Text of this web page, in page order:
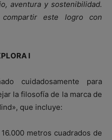
aventura y sostenibilidad.
compartir este logro con
I
cuidadosamente para
la filosofía de la marca de
que incluye:
metros cuadrados de